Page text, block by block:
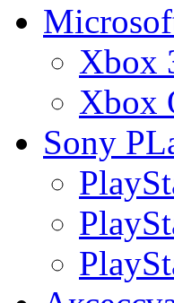
Xbox
Xbox
Sony